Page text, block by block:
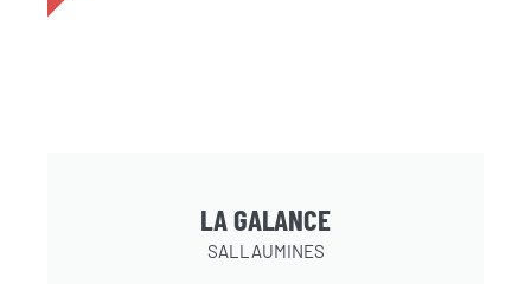
LA GALANCE
SALLAUMINES